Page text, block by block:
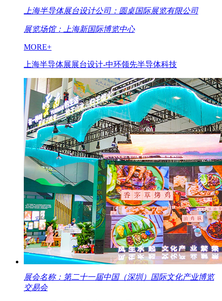
上海半导体展台设计公司：圆桌国际展览有限公司
展览场馆：上海新国际博览中心
MORE+
上海半导体展展台设计-中环领先半导体科技
展会名称：第二十一届中国（深圳）国际文化产业博览
交易会